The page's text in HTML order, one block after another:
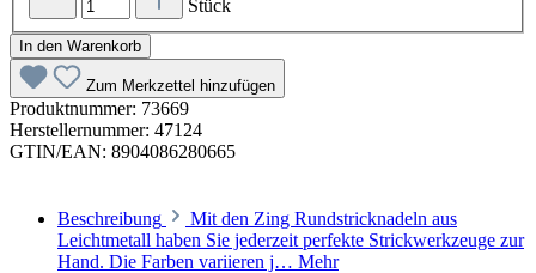
Stück
In den Warenkorb
Zum Merkzettel hinzufügen
Produktnummer: 73669
Herstellernummer: 47124
GTIN/EAN: 8904086280665
Beschreibung
Mit den Zing Rundstricknadeln aus
Leichtmetall haben Sie jederzeit perfekte Strickwerkzeuge zur
Hand. Die Farben variieren j… Mehr